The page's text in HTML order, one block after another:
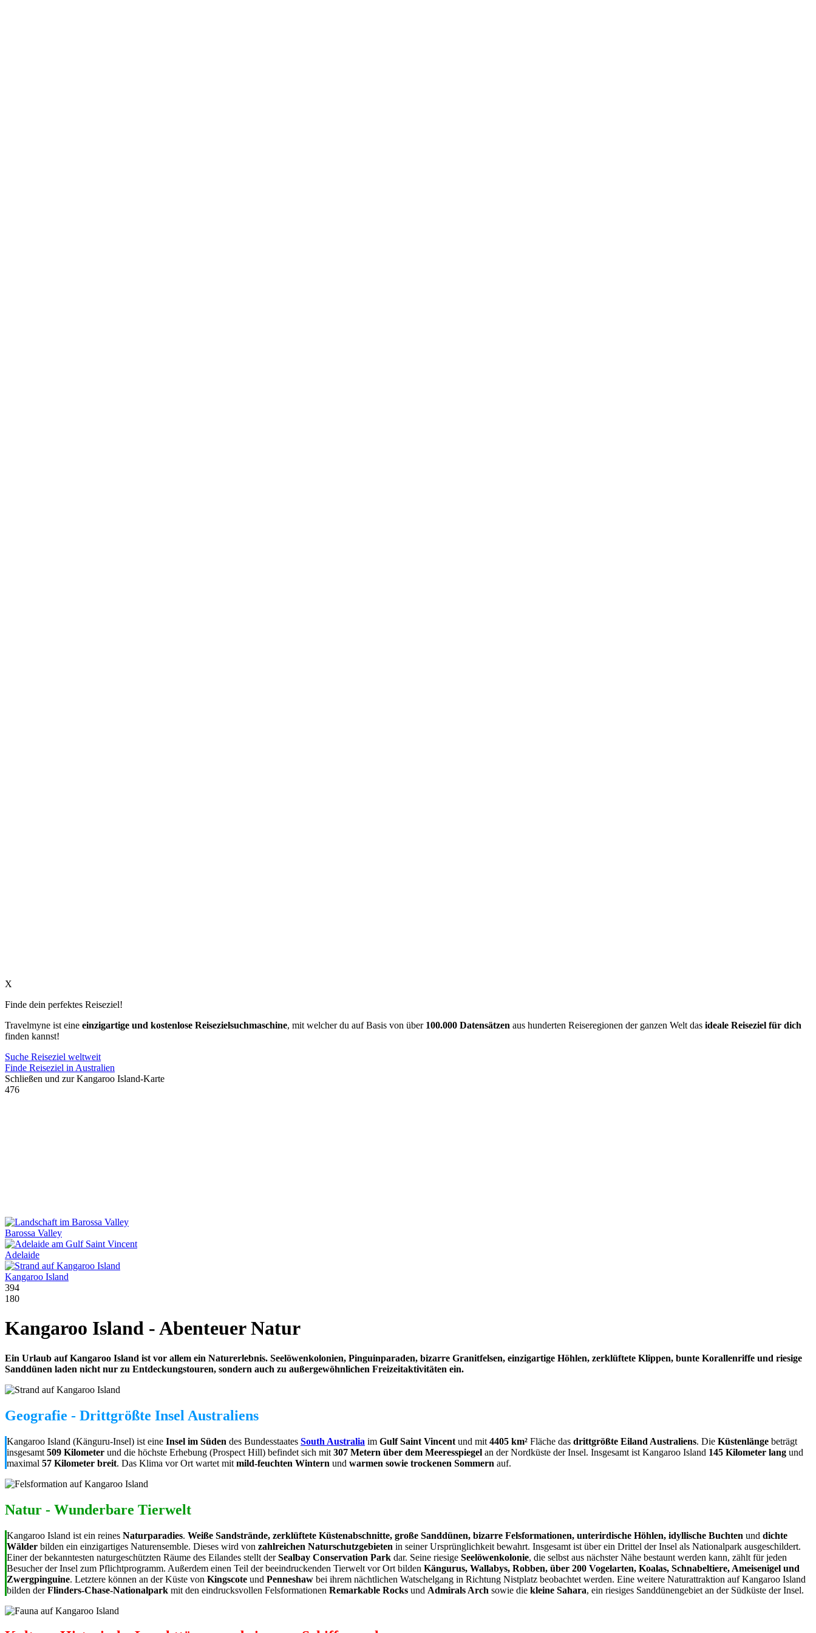
X
Finde dein perfektes Reiseziel!
Travelmyne ist eine einzigartige und kostenlose Reisezielsuchmaschine, mit welcher du auf Basis von über 100.000 Datensätzen aus hunderten Reiseregionen der ganzen Welt das ideale Reiseziel für dich
finden kannst!
Suche Reiseziel weltweit
Finde Reiseziel in Australien
Schließen und zur Kangaroo Island-Karte
476
Barossa Valley
Adelaide
Kangaroo Island
394
180
Kangaroo Island - Abenteuer Natur
Ein Urlaub auf Kangaroo Island ist vor allem ein Naturerlebnis. Seelöwenkolonien, Pinguinparaden, bizarre Granitfelsen, einzigartige Höhlen, zerklüftete Klippen, bunte Korallenriffe und riesige
Sanddünen laden nicht nur zu Entdeckungstouren, sondern auch zu außergewöhnlichen Freizeitaktivitäten ein.
Geografie - Drittgrößte Insel Australiens
Kangaroo Island (Känguru-Insel) ist eine Insel im Süden des Bundesstaates South Australia im Gulf Saint Vincent und mit 4405 km² Fläche das drittgrößte Eiland Australiens. Die Küstenlänge beträgt
insgesamt 509 Kilometer und die höchste Erhebung (Prospect Hill) befindet sich mit 307 Metern über dem Meeresspiegel an der Nordküste der Insel. Insgesamt ist Kangaroo Island 145 Kilometer lang und
maximal 57 Kilometer breit. Das Klima vor Ort wartet mit mild-feuchten Wintern und warmen sowie trockenen Sommern auf.
Natur - Wunderbare Tierwelt
Kangaroo Island ist ein reines Naturparadies. Weiße Sandstrände, zerklüftete Küstenabschnitte, große Sanddünen, bizarre Felsformationen, unterirdische Höhlen, idyllische Buchten und dichte
Wälder bilden ein einzigartiges Naturensemble. Dieses wird von zahlreichen Naturschutzgebieten in seiner Ursprünglichkeit bewahrt. Insgesamt ist über ein Drittel der Insel als Nationalpark ausgeschildert.
Einer der bekanntesten naturgeschützten Räume des Eilandes stellt derSealbay Conservation Park dar. Seine riesige Seelöwenkolonie, die selbst aus nächster Nähe bestaunt werden kann, zählt für jeden
Besucher der Insel zum Pflichtprogramm. Außerdem einen Teil der beeindruckenden Tierwelt vor Ort bilden Kängurus, Wallabys, Robben, über 200 Vogelarten, Koalas, Schnabeltiere, Ameisenigel und
Zwergpinguine. Letztere können an der Küste von Kingscote und Penneshaw bei ihrem nächtlichen Watschelgang in Richtung Nistplatz beobachtet werden. Eine weitere Naturattraktion auf Kangaroo Island
bilden derFlinders-Chase-Nationalpark mit den eindrucksvollen Felsformationen Remarkable Rocks und Admirals Arch sowie die kleine Sahara, ein riesiges Sanddünengebiet an der Südküste der Insel.